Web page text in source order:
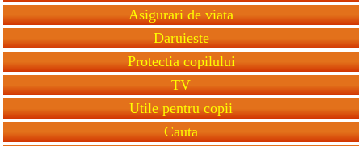
Asigurari de viata
Daruieste
Protectia copilului
TV
Utile pentru copii
Cauta